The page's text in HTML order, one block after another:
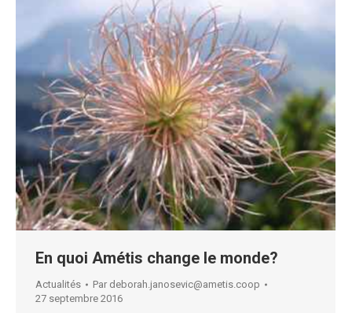
En quoi Amétis change le monde?
Actualités Par deborah.janosevic@ametis.coop
27 septembre 2016